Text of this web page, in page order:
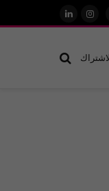
الانستغرام
لينكدإن